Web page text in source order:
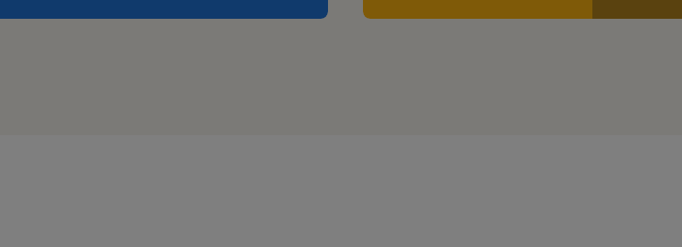
previsto na Lei n.o 4/2019, de 10 de janeiro, esta oferta